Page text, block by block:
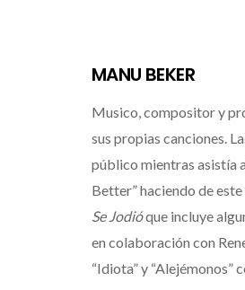
MANU BEKER
Musico, compositor y
sus propias canciones.
público mientras asistía
Better” haciendo de
Se Jodióque incluye
en colaboración con
“Idiota” y “Alejémonos”